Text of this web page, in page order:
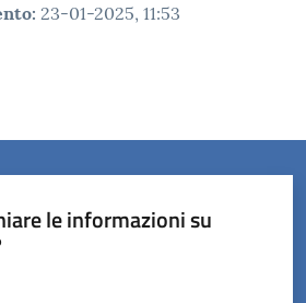
: 23-01-2025, 11:53
le informazioni su